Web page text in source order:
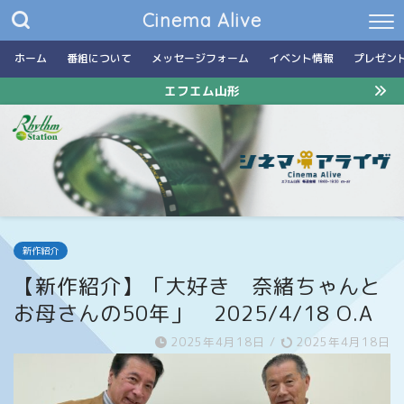
Cinema Alive
ホーム 番組について メッセージフォーム イベント情報 プレゼン
エフエム山形
新作紹介
【新作紹介】「大好き 奈緒ちゃんと
お母さんの50年」 2025/4/18 O.A
2025年4月18日 / 2025年4月18日